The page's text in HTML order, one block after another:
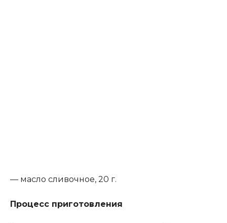
— масло сливочное, 20 г.
Процесс приготовления